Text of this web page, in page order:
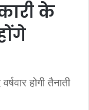
के
होगी तैनाती